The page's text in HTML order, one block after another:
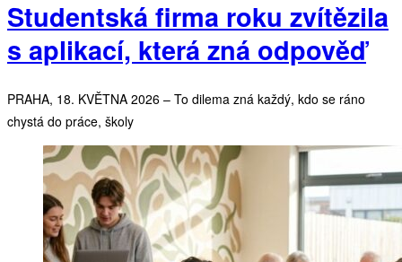
Studentská firma roku zvítězila
s aplikací, která zná odpověď
PRAHA, 18. KVĚTNA 2026 – To dilema zná každý, kdo se ráno
chystá do práce, školy